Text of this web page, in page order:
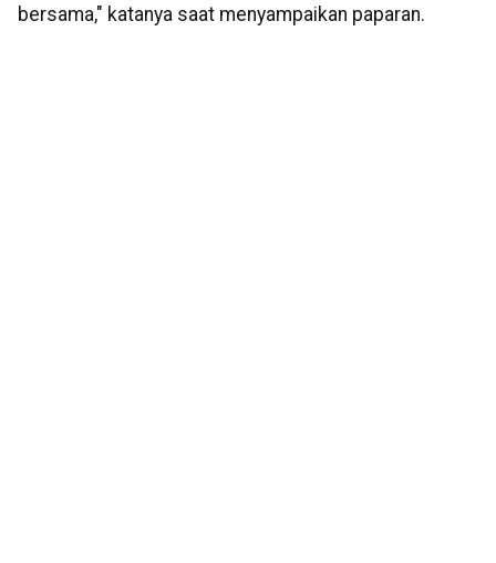
bersama," katanya saat menyampaikan paparan.